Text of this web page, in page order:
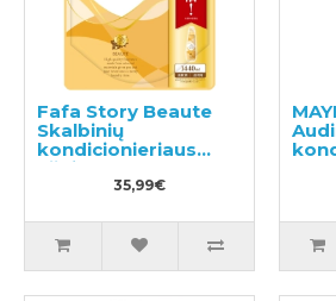
Fafa Story Beaute
Skalbinių
kondicionieriaus
užpildas 1440ml
35,99€